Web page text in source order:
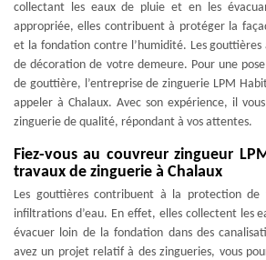
collectant les eaux de pluie et en les
appropriée, elles contribuent à protéger la
et la fondation contre l’humidité. Les
de décoration de votre demeure. Pour une
de gouttière, l’entreprise de zinguerie LPM
appeler à Chalaux. Avec son expérience, il
zinguerie de qualité, répondant à vos attentes.
Fiez-vous au couvreur zingueur
travaux de zinguerie à Chalaux
Les gouttières contribuent à la protection de
infiltrations d’eau. En effet, elles collectent les
évacuer loin de la fondation dans des
avez un projet relatif à des zingueries, vous